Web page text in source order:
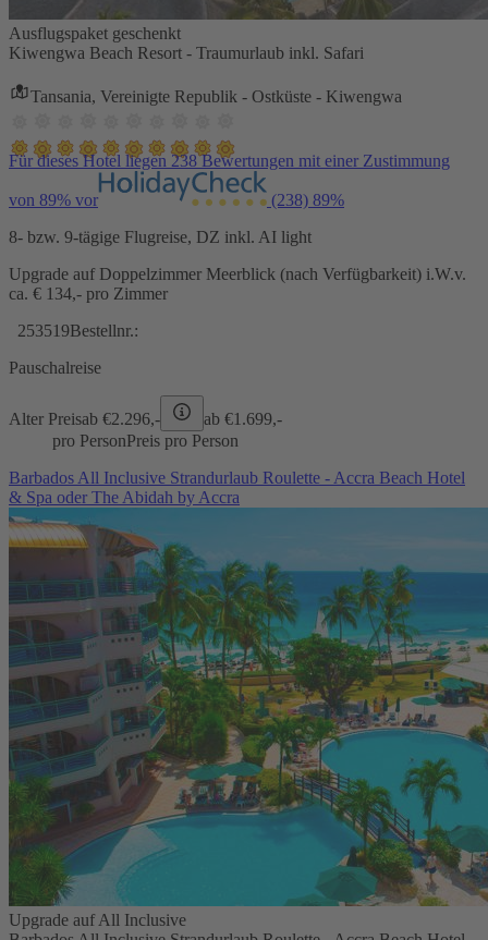
Ausflugspaket geschenkt
Kiwengwa Beach Resort - Traumurlaub inkl. Safari
Tansania, Vereinigte Republik - Ostküste - Kiwengwa
Für dieses Hotel liegen 238 Bewertungen mit einer Zustimmung
von 89% vor (238) 89%
8- bzw. 9-tägige Flugreise, DZ inkl. AI light
Upgrade auf Doppelzimmer Meerblick (nach Verfügbarkeit) i.W.v.
ca. € 134,- pro Zimmer
253519Bestellnr.:
Pauschalreise
Alter Preisab €2.296,- ab €1.699,-
pro PersonPreis pro Person
Barbados All Inclusive Strandurlaub Roulette - Accra Beach Hotel
& Spa oder The Abidah by Accra
Upgrade auf All Inclusive